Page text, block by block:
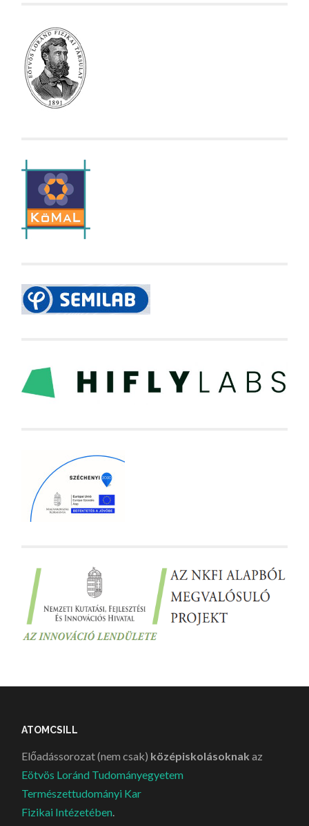
ATOMCSILL
Előadássorozat (nem csak) középiskolásoknak az
Eötvös Loránd Tudományegyetem
Természettudományi Kar
Fizikai Intézetében